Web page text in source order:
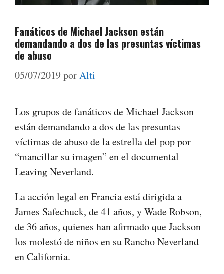
Fanáticos de Michael Jackson están
demandando a dos de las presuntas víctimas
de abuso
05/07/2019 porAlti
Los grupos de fanáticos de Michael Jackson
están demandando a dos de las presuntas
víctimas de abuso de la estrella del pop por
“mancillar su imagen” en el documental
Leaving Neverland.
La acción legal en Francia está dirigida a
James Safechuck, de 41 años, y Wade Robson,
de 36 años, quienes han afirmado que Jackson
los molestó de niños en su Rancho Neverland
en California.